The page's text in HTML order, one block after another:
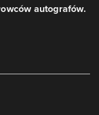
autografów.